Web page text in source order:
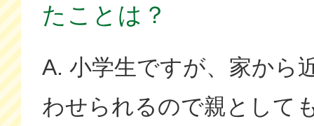
たことは？
A. 小学生ですが、家から
わせられるので親として